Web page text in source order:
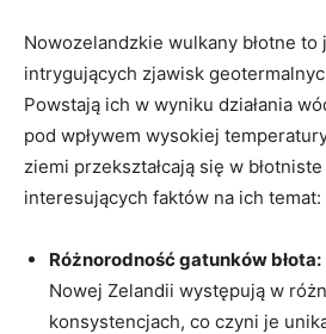
Nowozelandzkie wulkany błotne
intrygujących zjawisk
Powstają ich w wyniku działania
pod wpływem wysokiej
ziemi przekształcają się w
interesujących faktów na ich temat:
Różnorodność gatunków błota:
Nowej Zelandii występują w
konsystencjach, co czyni je